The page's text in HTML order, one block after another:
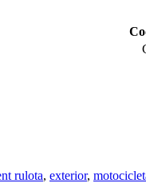
rulota, exterior,